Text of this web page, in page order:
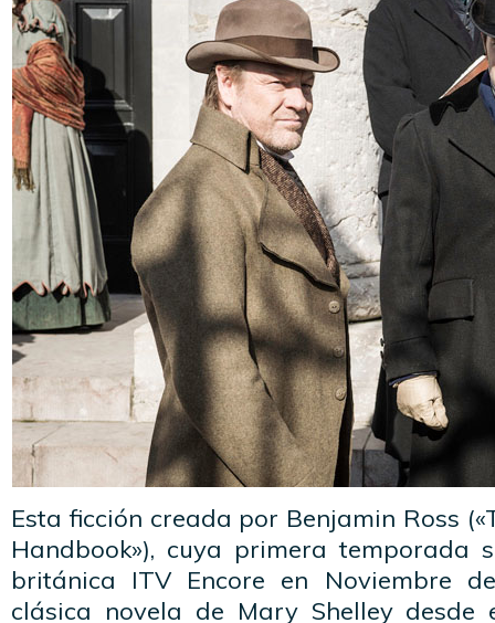
Esta ficción creada por Benjamin Ross
Handbook»), cuya primera temporada
británica ITV Encore en Noviembre
clásica novela de Mary Shelley